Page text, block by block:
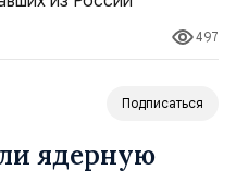
не ждет.
— это
Об этом заявил
Российский
пленарно...
497
Подписаться
ядерную